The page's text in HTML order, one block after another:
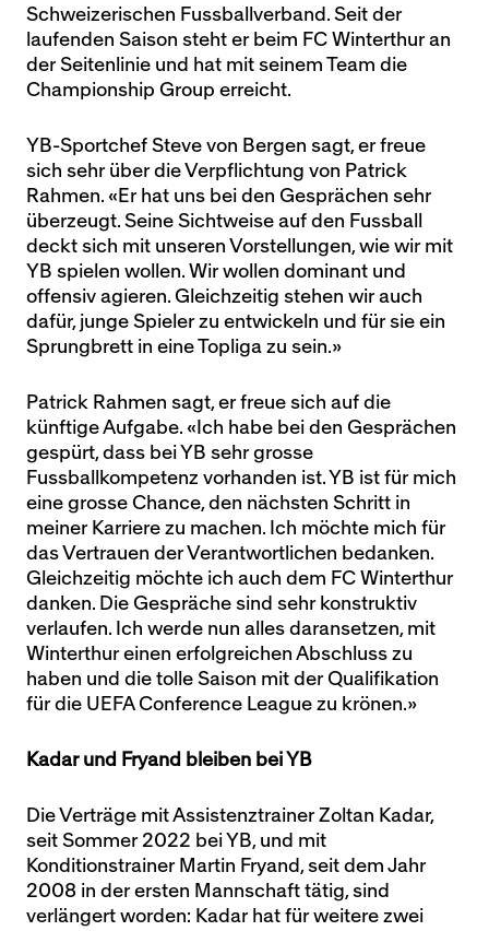
Schweizerischen Fussballverband. Seit der
laufenden Saison steht er beim FC Winterthur an
der Seitenlinie und hat mit seinem Team die
Championship Group erreicht.
YB-Sportchef Steve von Bergen sagt, er freue
sich sehr über die Verpflichtung von Patrick
Rahmen. «Er hat uns bei den Gesprächen sehr
überzeugt. Seine Sichtweise auf den Fussball
deckt sich mit unseren Vorstellungen, wie wir mit
YB spielen wollen. Wir wollen dominant und
offensiv agieren. Gleichzeitig stehen wir auch
dafür, junge Spieler zu entwickeln und für sie ein
Sprungbrett in eine Topliga zu sein.»
Patrick Rahmen sagt, er freue sich auf die
künftige Aufgabe. «Ich habe bei den Gesprächen
gespürt, dass bei YB sehr grosse
Fussballkompetenz vorhanden ist. YB ist für mich
eine grosse Chance, den nächsten Schritt in
meiner Karriere zu machen. Ich möchte mich für
das Vertrauen der Verantwortlichen bedanken.
Gleichzeitig möchte ich auch dem FC Winterthur
danken. Die Gespräche sind sehr konstruktiv
verlaufen. Ich werde nun alles daransetzen, mit
Winterthur einen erfolgreichen Abschluss zu
haben und die tolle Saison mit der Qualifikation
für die UEFA Conference League zu krönen.»
Kadar und Fryand bleiben bei YB
Die Verträge mit Assistenztrainer Zoltan Kadar,
seit Sommer 2022 bei YB, und mit
Konditionstrainer Martin Fryand, seit dem Jahr
2008 in der ersten Mannschaft tätig, sind
verlängert worden: Kadar hat für weitere zwei